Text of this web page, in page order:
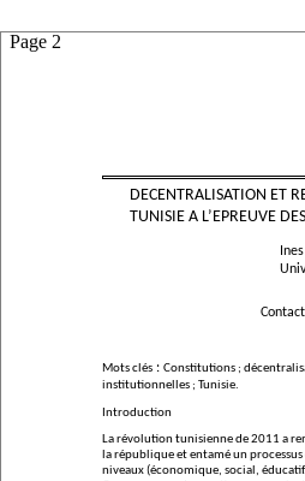
Page 2
DECENTRALISATION ET
TUNISIE A L’EPREUVE
Mots clés : Constitutions ;
institutionnelles ; Tunisie.
Introduction
La révolution tunisienne de 2011 a
la république et entamé un
niveaux (économique, social,